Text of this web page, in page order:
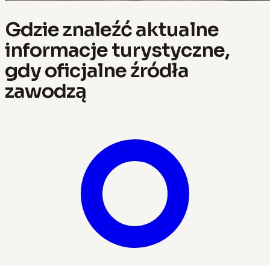
Gdzie znaleźć aktualne
informacje turystyczne,
gdy oficjalne źródła
zawodzą